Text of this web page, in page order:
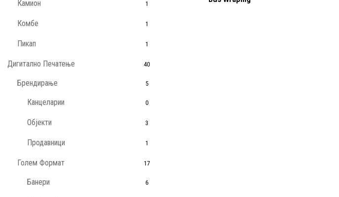
Камион 1
Комбе 1
Пикап 1
Дигитално Печатење 40
Брендирање 5
Канцеларии 0
Објекти 3
Продавници 1
Голем Формат 17
Банери 6